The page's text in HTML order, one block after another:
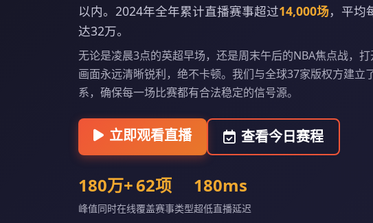
以内。2024年全年累计直播赛事超过14,000场，平均
达32万。
无论是凌晨3点的英超早场，还是周末午后的NBA焦点战，打
画面永远清晰锐利，绝不卡顿。我们与全球37家版权方建立
系，确保每一场比赛都有合法稳定的信号源。
立即观看直播 查看今日赛程
180万+
峰值同时在线
62项
覆盖赛事类型
180ms
超低直播延迟